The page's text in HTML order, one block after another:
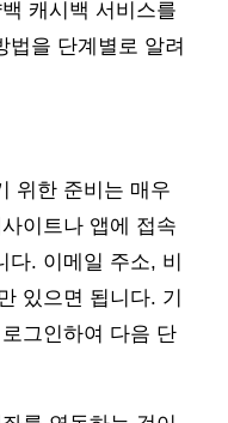
캐시백 서비스를
법을 단계별로 알려
위한 준비는 매우
이트나 앱에 접속
다. 이메일 주소, 비
있으면 됩니다. 기
그인하여 다음 단